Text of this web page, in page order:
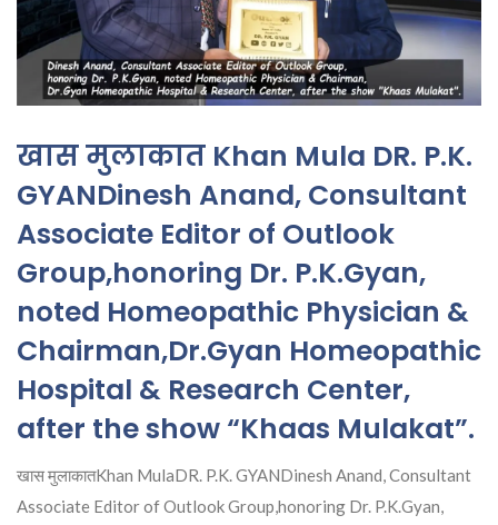
खास मुलाकात Khan Mula DR. P.K.
GYANDinesh Anand, Consultant
Associate Editor of Outlook
Group,honoring Dr. P.K.Gyan,
noted Homeopathic Physician &
Chairman,Dr.Gyan Homeopathic
Hospital & Research Center,
after the show “Khaas Mulakat”.
खास मुलाकातKhan MulaDR. P.K. GYANDinesh Anand, Consultant
Associate Editor of Outlook Group,honoring Dr. P.K.Gyan,